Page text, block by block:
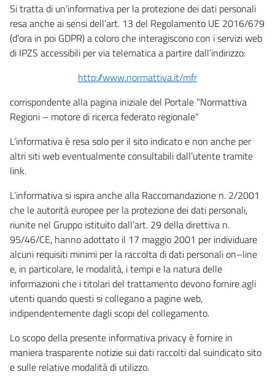
Si tratta di un’informativa per la protezione dei dati personali
resa anche ai sensi dell’art. 13 del Regolamento UE 2016/679
(d’ora in poi GDPR) a coloro che interagiscono con i servizi web
di IPZS accessibili per via telematica a partire dall’indirizzo:
http://www.normattiva.it/mfr
corrispondente alla pagina iniziale del Portale "Normattiva
Regioni – motore di ricerca federato regionale"
L’informativa è resa solo per il sito indicato e non anche per
altri siti web eventualmente consultabili dall’utente tramite
link.
L’informativa si ispira anche alla Raccomandazione n. 2/2001
che le autorità europee per la protezione dei dati personali,
riunite nel Gruppo istituito dall’art. 29 della direttiva n.
95/46/CE, hanno adottato il 17 maggio 2001 per individuare
alcuni requisiti minimi per la raccolta di dati personali on–line
e, in particolare, le modalità, i tempi e la natura delle
informazioni che i titolari del trattamento devono fornire agli
utenti quando questi si collegano a pagine web,
indipendentemente dagli scopi del collegamento.
Lo scopo della presente informativa privacy è fornire in
maniera trasparente notizie sui dati raccolti dal suindicato sito
e sulle relative modalità di utilizzo.